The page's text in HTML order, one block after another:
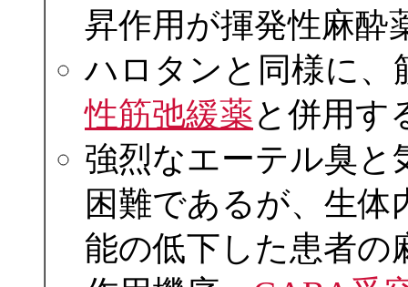
昇作用が揮発性麻酔
ハロタンと同様に、
性筋弛緩薬と併用す
強烈なエーテル臭と
困難であるが、生
能の低下した患者の